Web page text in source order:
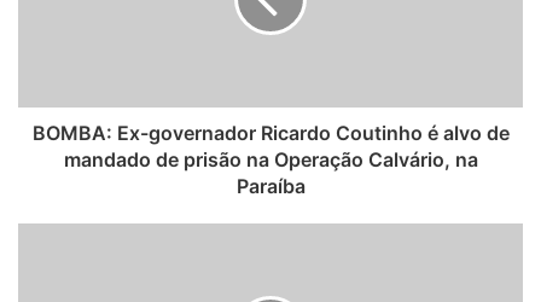
BOMBA: Ex-governador Ricardo Coutinho é alvo de
mandado de prisão na Operação Calvário, na
Paraíba